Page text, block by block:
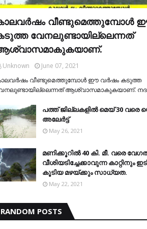
വീണ്ടുമെത്തുമ്പോള്‍
വേനലുണ്ടായില്ലെന്നത്
Unknown
June 07, 2021
വീണ്ടുമെത്തുമ്പോള്‍ ഈ വര്‍ഷം കടുത്ത
ആശ്വാസമാകുകയാണ്.
പത്ത് ജില്ലകളില്‍ മെയ് 30 വരെ
അലേര്‍ട്ട്
May 26, 2021
മണിക്കൂറിൽ 40 കി. മീ. വരെ
വീശിയടിച്ചേക്കാവുന്ന കാറ്റിനും
കൂടിയ മഴയ്ക്കും സാധ്യത.
May 22, 2021
RANDOM POSTS